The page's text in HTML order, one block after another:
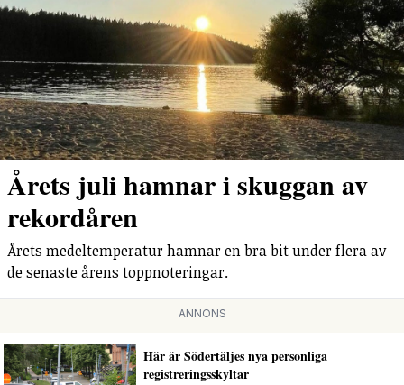
Årets juli hamnar i skuggan av
rekordåren
Årets medeltemperatur hamnar en bra bit under flera av
de senaste årens toppnoteringar.
ANNONS
Här är Södertäljes nya personliga
registreringsskyltar